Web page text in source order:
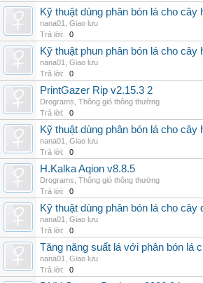
Kỹ thuật dùng phân bón lá cho cây
nana01
Giao lưu
Trả lời:
0
Kỹ thuật phun phân bón lá cho cây
nana01
Giao lưu
Trả lời:
0
PrintGazer Rip v2.15.3 2
Drograms Thông gió thông thường
Trả lời:
0
Kỹ thuật dùng phân bón lá cho cây
nana01
Giao lưu
Trả lời:
0
H.Kalka Aqion v8.8.5
Drograms Thông gió thông thường
Trả lời:
0
Kỹ thuật dùng phân bón lá cho cây
nana01
Giao lưu
Trả lời:
0
Tăng năng suất lá với phân bón lá
nana01
Giao lưu
Trả lời:
0